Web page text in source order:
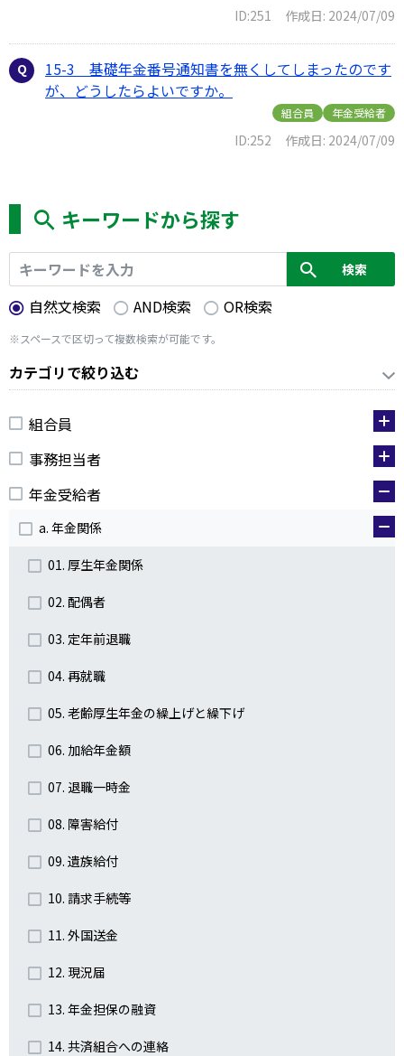
ID:251 作成日: 2024/07/09
15-3 基礎年金番号通知書を無くしてしまったのです
が、どうしたらよいですか。
組合員 年金受給者
ID:252 作成日: 2024/07/09
キーワードから探す
自然文検索 AND検索 OR検索
※スペースで区切って複数検索が可能です。
カテゴリで絞り込む
組合員
事務担当者
年金受給者
a. 年金関係
01. 厚生年金関係
02. 配偶者
03. 定年前退職
04. 再就職
05. 老齢厚生年金の繰上げと繰下げ
06. 加給年金額
07. 退職一時金
08. 障害給付
09. 遺族給付
10. 請求手続等
11. 外国送金
12. 現況届
13. 年金担保の融資
14. 共済組合への連絡